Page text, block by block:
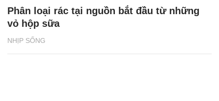
NHỊP SỐNG
Phân loại rác tại nguồn bắt đầu từ những
vỏ hộp sữa